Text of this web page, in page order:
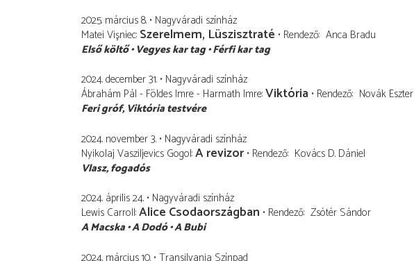
2025. március 8. Nagyváradi színház
Matei Vişniec Szerelmem, Lüszisztraté Rendező Anca Bradu
Első költő Vegyes kar tag Férfi kar tag
2024. december 31. Nagyváradi színház
Ábrahám Pál - Földes Imre - Harmath Imre Viktória Rendező Novák Eszter
Feri gróf Viktória testvére
2024. november 3. Nagyváradi színház
Nyikolaj Vasziljevics Gogol A revizor Rendező Kovács D. Dániel
Vlasz fogadós
2024. április 24. Nagyváradi színház
Lewis Carroll Alice Csodaországban Rendező Zsótér Sándor
A Macska A Dodó A Bubi